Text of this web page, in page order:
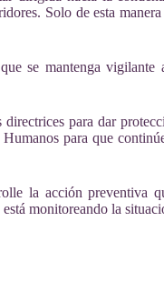
Solo de esta
se mantenga vigilante
para dar
para que
la acción preventiva
monitoreando la